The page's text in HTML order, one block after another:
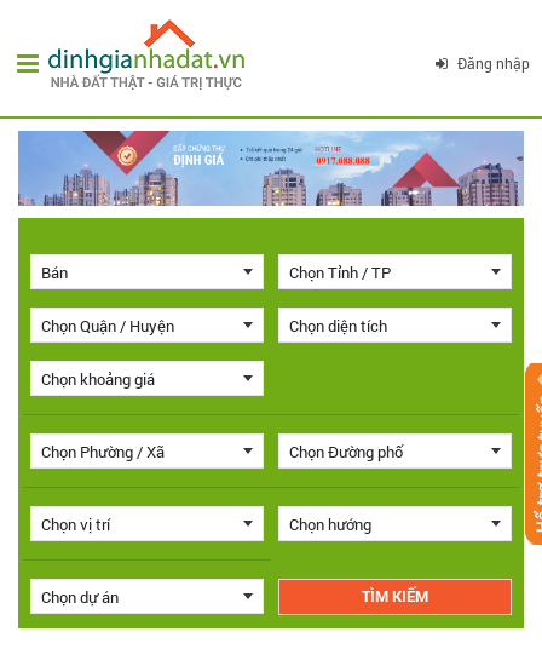
Đăng nhập
Bán Chọn Tỉnh / TP
Chọn Quận / Huyện Chọn diện tích
Chọn khoảng giá
Chọn Phường / Xã Chọn Đường phố
Chọn vị trí Chọn hướng
Chọn dự án